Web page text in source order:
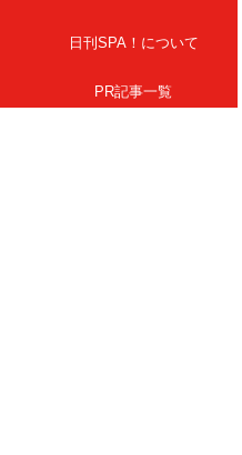
日刊SPA！について
PR記事一覧